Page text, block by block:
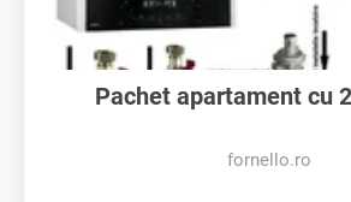
Pachet apartament cu
fornello.ro